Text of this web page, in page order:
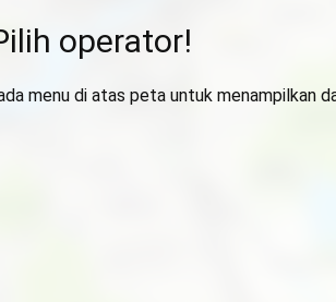
operator!
menu di atas peta untuk menampilkan